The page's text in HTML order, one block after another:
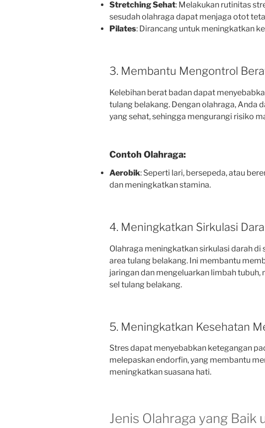
Stretching Sehat: Melakukan rutinitas
sesudah olahraga dapat menjaga otot
Pilates: Dirancang untuk meningkatkan
3. Membantu Mengontrol
Kelebihan berat badan dapat
tulang belakang. Dengan olahraga, Anda
yang sehat, sehingga mengurangi risiko
Contoh Olahraga:
Aerobik: Seperti lari, bersepeda, atau
dan meningkatkan stamina.
4. Meningkatkan Sirkulasi
Olahraga meningkatkan sirkulasi darah di
area tulang belakang. Ini membantu
jaringan dan mengeluarkan limbah tubuh,
sel tulang belakang.
5. Meningkatkan Kesehatan
Stres dapat menyebabkan ketegangan
melepaskan endorfin, yang membantu
meningkatkan suasana hati.
Jenis Olahraga yang Baik